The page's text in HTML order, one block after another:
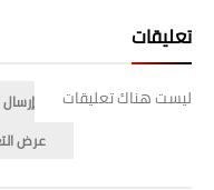
تعليقات
ليست هناك تعليقات
عرض